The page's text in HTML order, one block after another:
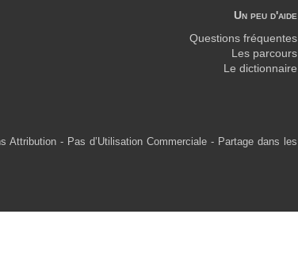
Un peu d'aide
Questions fréquentes
Les parcours
Le dictionnaire
- Pas d’Utilisation Commerciale - Partage dans les